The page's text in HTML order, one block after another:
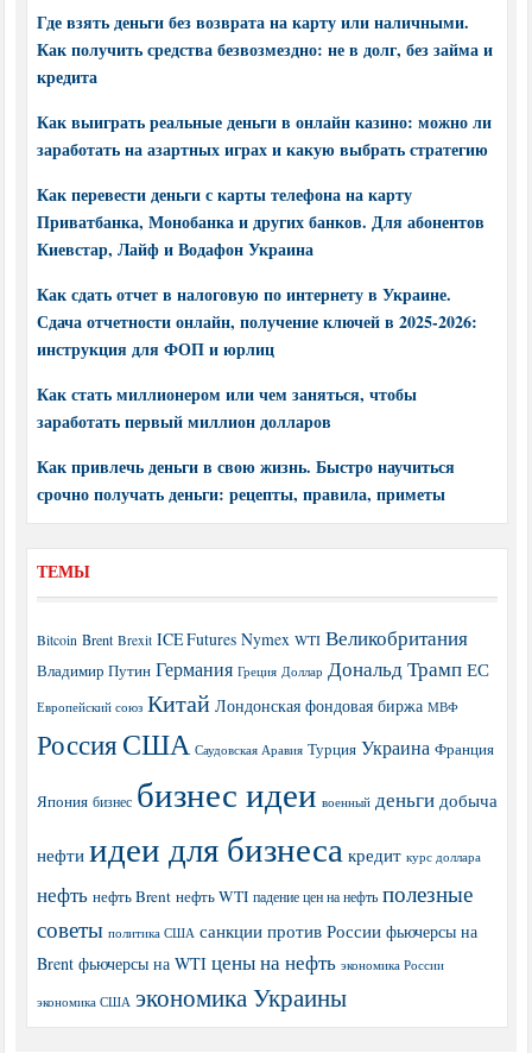
Где взять деньги без возврата на карту или наличными.
Как получить средства безвозмездно: не в долг, без займа и
кредита
Как выиграть реальные деньги в онлайн казино: можно ли
заработать на азартных играх и какую выбрать стратегию
Как перевести деньги с карты телефона на карту
Приватбанка, Монобанка и других банков. Для абонентов
Киевстар, Лайф и Водафон Украина
Как сдать отчет в налоговую по интернету в Украине.
Сдача отчетности онлайн, получение ключей в 2025-2026:
инструкция для ФОП и юрлиц
Как стать миллионером или чем заняться, чтобы
заработать первый миллион долларов
Как привлечь деньги в свою жизнь. Быстро научиться
срочно получать деньги: рецепты, правила, приметы
ТЕМЫ
Bitcoin Brent Brexit ICE Futures Nymex WTI Великобритания
Владимир Путин Германия Греция Доллар Дональд Трамп ЕС
Европейский союз Китай Лондонская фондовая биржа МВФ
РоссияСША Саудовская Аравия Турция Украина Франция
Япония бизнес бизнес идеи военный деньги добыча
нефти идеи для бизнеса кредит курс доллара
нефть нефть Brent нефть WTI падение цен на нефть полезные
советы политика США санкции против России фьючерсы на
Brent фьючерсы на WTI цены на нефть экономика России
экономика США экономика Украины